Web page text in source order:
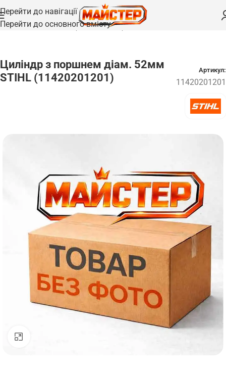
Перейти до навігації
Перейти до основного вмісту
Головна /Запчастини/Поршні та циліндри
Циліндр з поршнем діам. 52мм
STIHL (11420201201)
Артикул:
11420201201